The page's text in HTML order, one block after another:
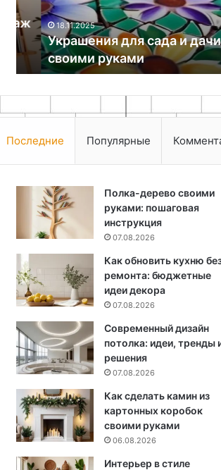
руками
18.11.2025
Украшения для сада и дачи
своими руками
Последние Популярные
Полка-дерево своими
руками: пошаговая
инструкция
07.08.2026
Как обновить кухню
ремонта: бюджетные
идеи декора
07.08.2026
Современный дизайн
потолка: идеи, тренды
решения
07.08.2026
Как сделать камин из
картонных коробок
своими руками
06.08.2026
Интерьер в стиле